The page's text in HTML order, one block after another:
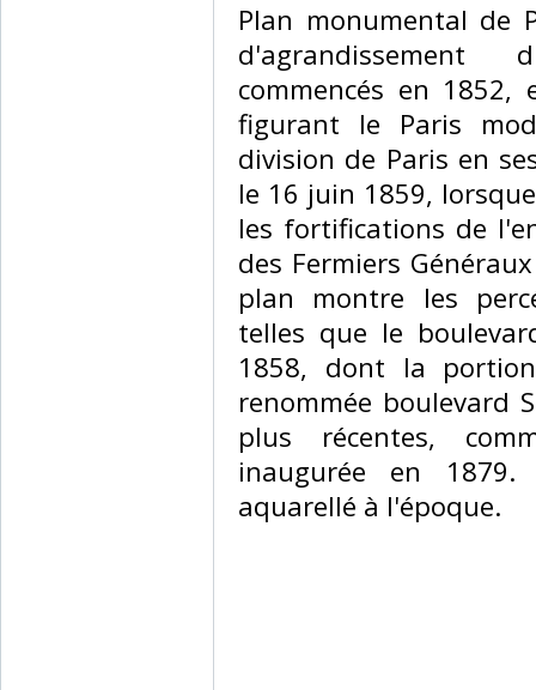
‎Plan monumental de
commencés en
figurant le Paris
division de Paris en
le 16 juin 1859,
les fortifications de
des Fermiers
plan montre les
telles que le
1858, dont la
renommée boulevard
plus récentes,
inaugurée en 1879.
aquarellé à l'époque.‎